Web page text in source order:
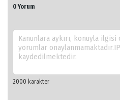
0 Yorum